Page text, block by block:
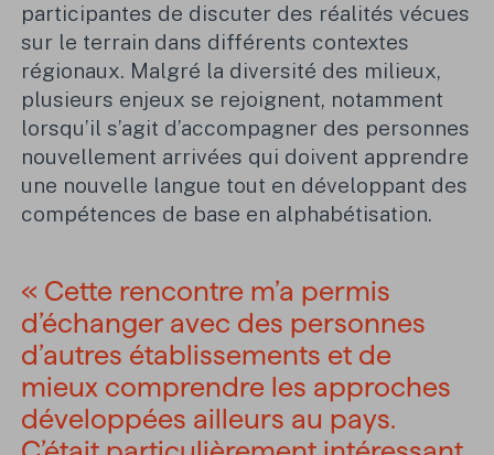
participantes de discuter des réalités vécues
sur le terrain dans différents contextes
régionaux. Malgré la diversité des milieux,
plusieurs enjeux se rejoignent, notamment
lorsqu’il s’agit d’accompagner des personnes
nouvellement arrivées qui doivent apprendre
une nouvelle langue tout en développant des
compétences de base en alphabétisation.
« Cette rencontre m’a permis
d’échanger avec des personnes
d’autres établissements et de
mieux comprendre les approches
développées ailleurs au pays.